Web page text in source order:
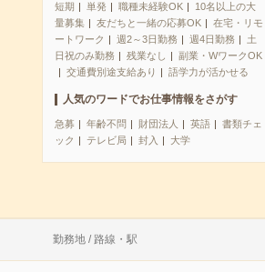
短期 単発 職種未経験OK
10名以上の大
量募集
友だちと一緒の応募OK
在宅・リモ
ートワーク
週2～3日勤務 週4日勤務
土
日祝のみ勤務
残業なし
副業・WワークOK
交通費別途支給あり
語学力が活かせる
人気のワードでお仕事情報をさがす
急募 年齢不問 財団法人 英語
書類チェ
ック
テレビ局 封入 大学
勤務地 / 路線・駅